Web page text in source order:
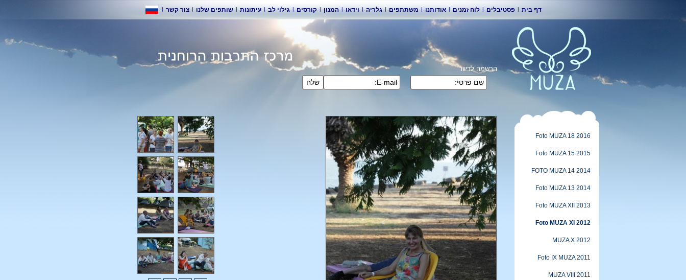
דף בית | פסטיבלים | לוח זמנים | אודותנו | משתתפים | גלריה | וידאו | המנון | קורסים | גילוי לב | עיתונות | שותפים שלנו | צור קשר |
הרשמה לדיוור
שלח
Foto MUZA 18 2016
Foto MUZA 15 2015
FOTO MUZA 14 2014
Foto MUZA 13 2014
Foto MUZA XII 2013
Foto MUZA XI 2012
MUZA X 2012
Foto IX MUZA 2011
MUZA VIII 2011